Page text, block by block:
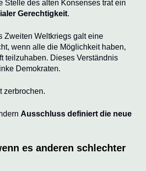
Stelle des alten Konsenses trat ein
Gerechtigkeit.
Zweiten Weltkriegs galt eine
wenn alle die Möglichkeit haben,
teilzuhaben. Dieses Verständnis
Demokraten.
zerbrochen.
Ausschluss definiert die neue
es anderen schlechter